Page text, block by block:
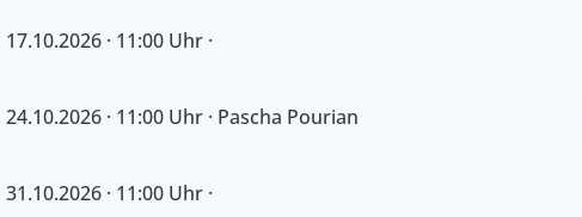
· 11:00 Uhr ·
· 11:00 Uhr · Pascha Pourian
· 11:00 Uhr ·